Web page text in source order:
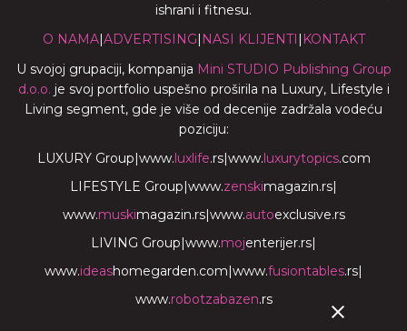
ishrani i fitnesu.
O NAMA|ADVERTISING| NASI KLIJENTI | KONTAKT
U svojoj grupaciji, kompanija Mini STUDIO Publishing Group
d.o.o. je svoj portfolio uspešno proširila na Luxury, Lifestyle i
Living segment, gde je više od decenije zadržala vodeću
poziciju:
LUXURY Group|www.luxlife.rs|www.luxurytopics.com
LIFESTYLE Group|www.zenskimagazin.rs|
www.muskimagazin.rs|www.autoexclusive.rs
LIVING Group|www.mojenterijer.rs|
www.ideashomegarden.com|www.fusiontables.rs|
www.robotzabazen.rs